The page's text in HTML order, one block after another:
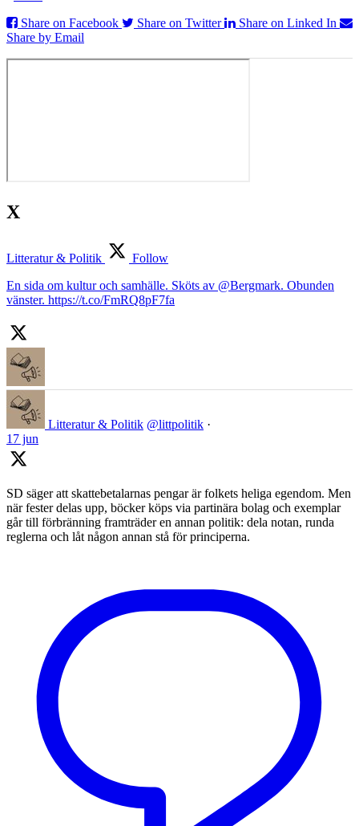
Share on Facebook
Share on Twitter
Share on Linked In
Share by Email
X
Litteratur & Politik
Follow
En sida om kultur och samhälle. Sköts av @Bergmark. Obunden
vänster. https://t.co/FmRQ8pF7fa
Litteratur & Politik @littpolitik ·
17 jun
SD säger att skattebetalarnas pengar är folkets heliga egendom. Men
när fester delas upp, böcker köps via partinära bolag och exemplar
går till förbränning framträder en annan politik: dela notan, runda
reglerna och låt någon annan stå för principerna.